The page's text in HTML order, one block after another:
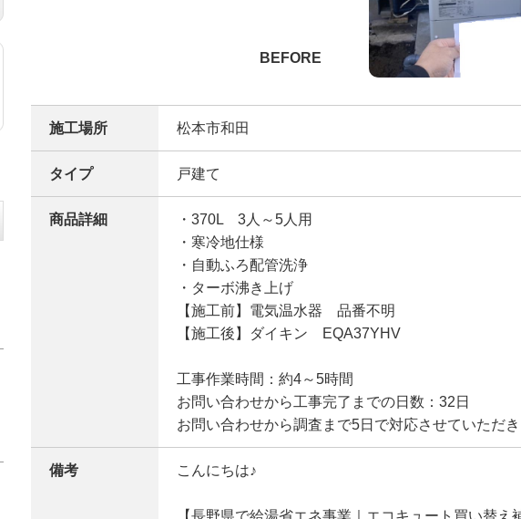
施工場所 松本市和田
タイプ 戸建て
商品詳細
・370L 3人～5人用
・寒冷地仕様
・自動ふろ配管洗浄
・ターボ沸き上げ
【施工前】電気温水器 品番不明
【施工後】ダイキン EQA37YHV
工事作業時間：約4～5時間
お問い合わせから工事完了までの日数：32日
お問い合わせから調査まで5日で対応させていただき
備考 こんにちは♪
【長野県で給湯省エネ事業｜エコキュート買い替え